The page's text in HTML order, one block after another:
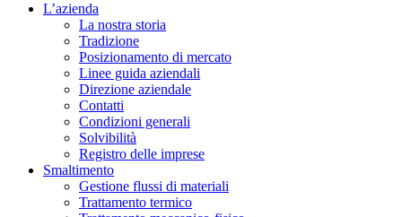
L’azienda
La nostra storia
Tradizione
Posizionamento di mercato
Linee guida aziendali
Direzione aziendale
Contatti
Condizioni generali
Solvibilità
Registro delle imprese
Smaltimento
Gestione flussi di materiali
Trattamento termico